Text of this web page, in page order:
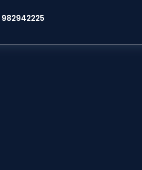
982942225